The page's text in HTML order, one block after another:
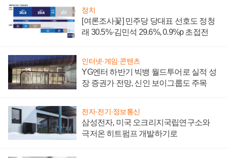
정치
[여론조사꽃] 민주당 당대표 선호도 정청
래 30.5%·김민석 29.6%, 0.9%p 초접전
인터넷·게임·콘텐츠
YG엔터 하반기 빅뱅 월드투어로 실적 성
장 증권가 전망, 신인 보이그룹도 주목
전자·전기·정보통신
삼성전자, 미국 오크리지국립연구소와
극저온 히트펌프 개발하기로